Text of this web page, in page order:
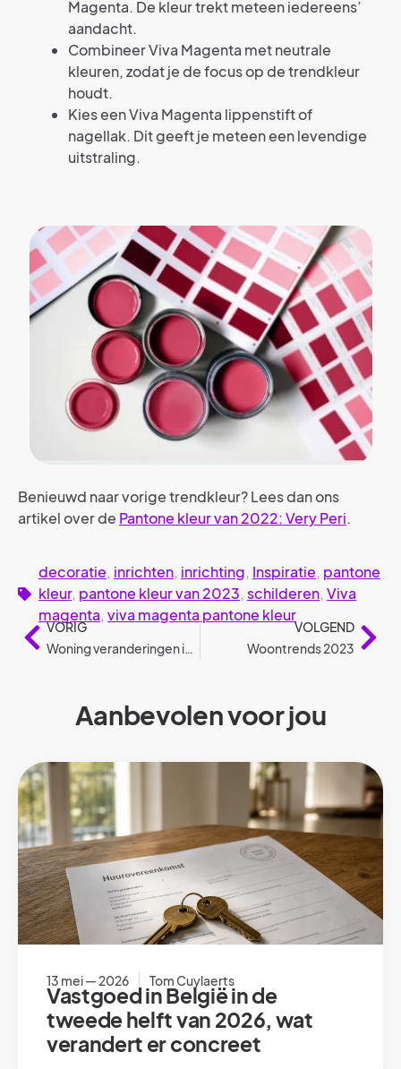
Magenta. De kleur trekt meteen iedereens’
aandacht.
Combineer Viva Magenta met neutrale
kleuren, zodat je de focus op de trendkleur
houdt.
Kies een Viva Magenta lippenstift of
nagellak. Dit geeft je meteen een levendige
uitstraling.
Benieuwd naar vorige trendkleur? Lees dan ons
artikel over de Pantone kleur van 2022: Very Peri.
decoratie, inrichten, inrichting, Inspiratie, pantone
kleur, pantone kleur van 2023,schilderen,Viva
magenta,viva magenta pantone kleur
VORIG
Woning veranderingen in 2023
VOLGEND
Woontrends 2023
Aanbevolen voor jou
13 mei — 2026 Tom Cuylaerts
Vastgoed in België in de
tweede helft van 2026, wat
verandert er concreet